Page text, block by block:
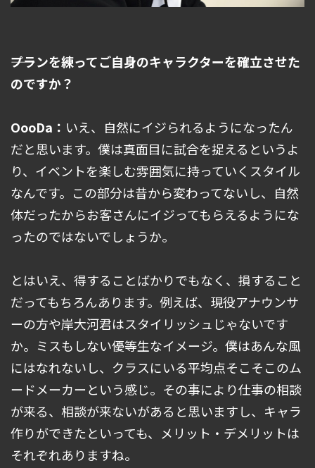
――プランを練ってご自身のキャラクターを確立させた
のですか？
OooDa： いえ、自然にイジられるようになったん
だと思います。僕は真面目に試合を捉えるというよ
り、イベントを楽しむ雰囲気に持っていくスタイル
なんです。この部分は昔から変わってないし、自然
体だったからお客さんにイジってもらえるようにな
ったのではないでしょうか。
とはいえ、得することばかりでもなく、損すること
だってもちろんあります。例えば、現役アナウンサ
ーの方や岸大河君はスタイリッシュじゃないです
か。ミスもしない優等生なイメージ。僕はあんな風
にはなれないし、クラスにいる平均点そこそこのム
ードメーカーという感じ。その事により仕事の相談
が来る、相談が来ないがあると思いますし、キャラ
作りができたといっても、メリット・デメリットは
それぞれありますね。